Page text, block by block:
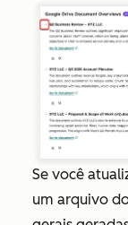
Se você
um arquivo